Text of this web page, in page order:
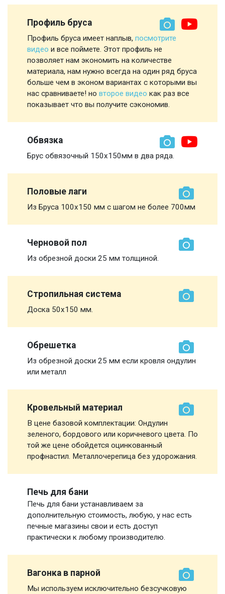
Профиль бруса
Профиль бруса имеет наплыв, посмотрите
видео и все поймете. Этот профиль не
позволяет нам экономить на количестве
материала, нам нужно всегда на один ряд бруса
больше чем в эконом вариантах с которыми вы
нас сравниваете! но второе видео как раз все
показывает что вы получите сэкономив.
Обвязка
Брус обвязочный 150х150мм в два ряда.
Половые лаги
Из Бруса 100х150 мм с шагом не более 700мм
Черновой пол
Из обрезной доски 25 мм толщиной.
Стропильная система
Доска 50х150 мм.
Обрешетка
Из обрезной доски 25 мм если кровля ондулин
или металл
Кровельный материал
В цене базовой комплектации: Ондулин
зеленого, бордового или коричневого цвета. По
той же цене обойдется оцинкованный
профнастил. Металлочерепица без удорожания.
Печь для бани
Печь для бани устанавливаем за
дополнительную стоимость, любую, у нас есть
печные магазины свои и есть доступ
практически к любому производителю.
Вагонка в парной
Мы используем исключительно безсучковую